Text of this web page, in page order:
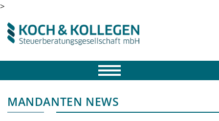
>
MANDANTEN NEWS